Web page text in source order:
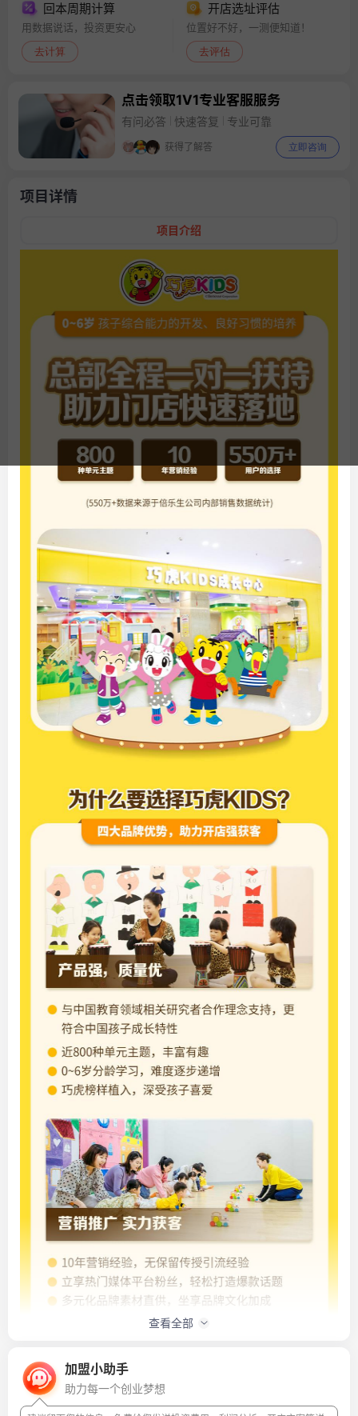
回本周期计算
用数据说话，投资更安心
去计算
开店选址评估
位置好不好，一测便知道！
去评估
点击领取1V1专业客服服务
有问必答 快速答复 专业可靠
获得了解答 立即咨询
项目详情
项目介绍
查看全部
加盟小助手
助力每一个创业梦想